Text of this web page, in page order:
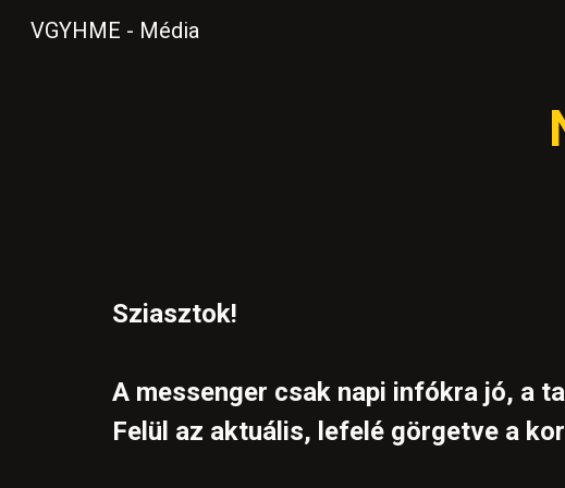
VGYHME - Média
Sziasztok!
A messenger csak napi infókra jó, a
Felül az aktuális, lefelé görgetve a